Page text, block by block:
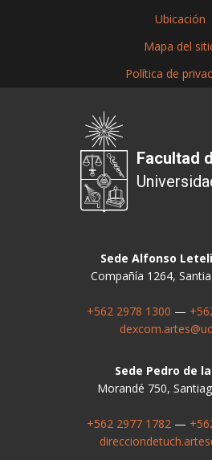
Ubicación
Mapa del
Política de
Facultad
Sede Alfonso
Compañía 1264,
+562 2978 1300 —
Sede Pedro de
Morandé 750,
+562 2977 1782—